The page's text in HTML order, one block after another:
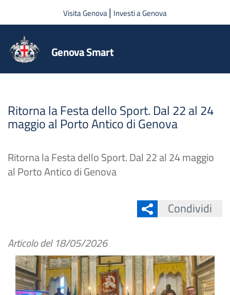
Salta al contenuto principale
Visita Genova| Investi a Genova
Genova Smart
Ritorna la Festa dello Sport. Dal 22 al 24
maggio al Porto Antico di Genova
Ritorna la Festa dello Sport. Dal 22 al 24 maggio
al Porto Antico di Genova
Condividi
Articolo del 18/05/2026